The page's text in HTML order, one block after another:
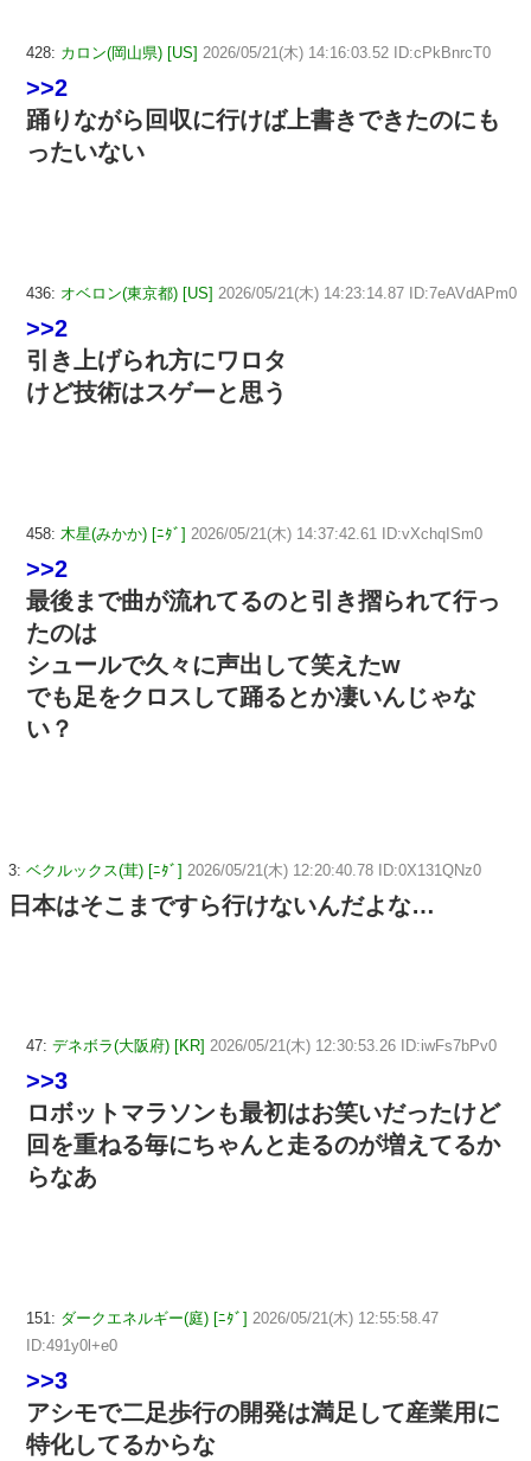
428: カロン(岡山県) [US] 2026/05/21(木) 14:16:03.52 ID:cPkBnrcT0
>>2
踊りながら回収に行けば上書きできたのにも
ったいない
436: オベロン(東京都) [US] 2026/05/21(木) 14:23:14.87 ID:7eAVdAPm0
>>2
引き上げられ方にワロタ
けど技術はスゲーと思う
458: 木星(みかか) [ﾆﾀﾞ] 2026/05/21(木) 14:37:42.61 ID:vXchqISm0
>>2
最後まで曲が流れてるのと引き摺られて行っ
たのは
シュールで久々に声出して笑えたw
でも足をクロスして踊るとか凄いんじゃな
い？
3: ベクルックス(茸) [ﾆﾀﾞ] 2026/05/21(木) 12:20:40.78 ID:0X131QNz0
日本はそこまですら行けないんだよな…
47: デネボラ(大阪府) [KR] 2026/05/21(木) 12:30:53.26 ID:iwFs7bPv0
>>3
ロボットマラソンも最初はお笑いだったけど
回を重ねる毎にちゃんと走るのが増えてるか
らなあ
151: ダークエネルギー(庭) [ﾆﾀﾞ] 2026/05/21(木) 12:55:58.47
ID:491y0l+e0
>>3
アシモで二足歩行の開発は満足して産業用に
特化してるからな